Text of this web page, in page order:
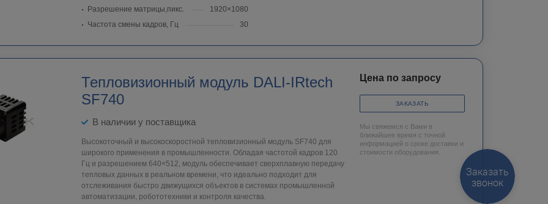
Разрешение матрицы,пикс.
1920×1080
Частота смены кадров, Гц
30
Тепловизионный модуль DALI-IRtech
SF740
В наличии у поставщика
Высокоточный и высокоскоростной тепловизионный модуль SF740 для
широкого применения в промышленности. Обладая частотой кадров 120
Гц и разрешением 640×512, модуль обеспечивает сверхплавную передачу
тепловых данных в реальном времени, что идеально подходит для
отслеживания быстро движущихся объектов в системах промышленной
автоматизации, робототехники и контроля качества.
Цена по запросу
ЗАКАЗАТЬ
Мы свяжемся с Вами в
ближайшее время с точной
информацией о сроке доставки и
стоимости оборудования.
Заказать
звонок